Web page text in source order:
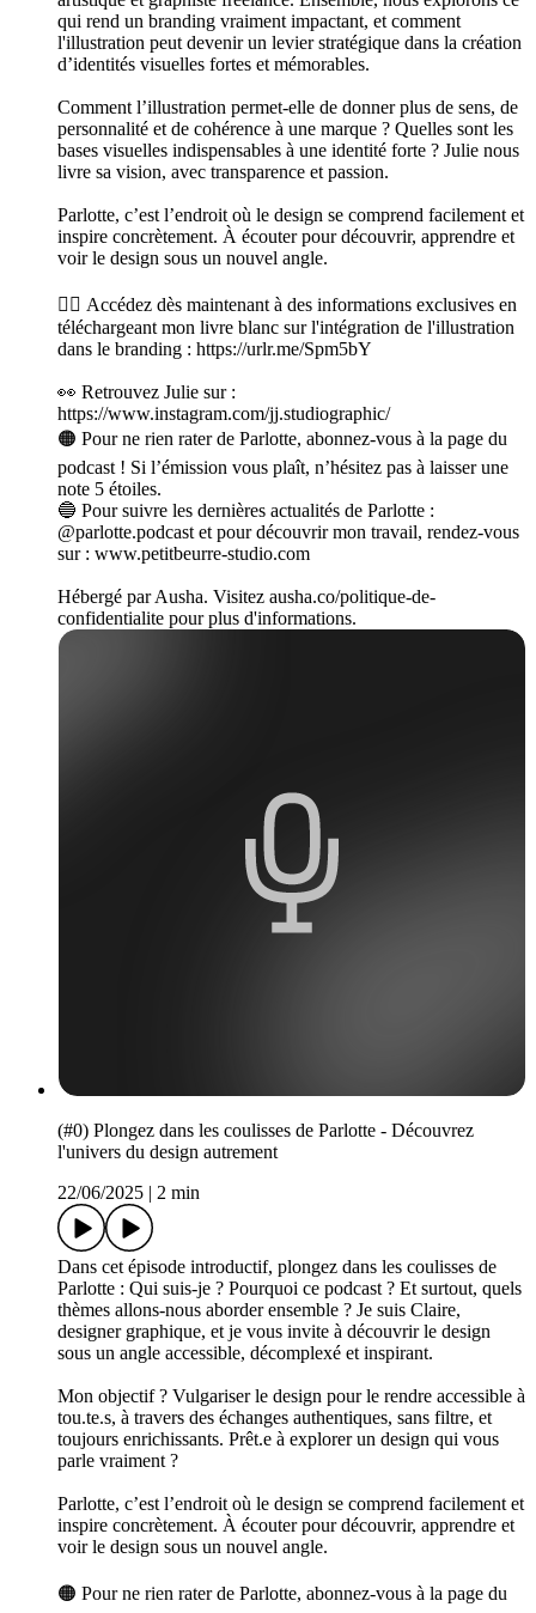
qui rend un branding vraiment impactant, et comment
l'illustration peut devenir un levier stratégique dans la création
d’identités visuelles fortes et mémorables.
Comment l’illustration permet-elle de donner plus de sens, de
personnalité et de cohérence à une marque ? Quelles sont les
bases visuelles indispensables à une identité forte ? Julie nous
livre sa vision, avec transparence et passion.
Parlotte, c’est l’endroit où le design se comprend facilement et
inspire concrètement. À écouter pour découvrir, apprendre et
voir le design sous un nouvel angle.
👉🏻 Accédez dès maintenant à des informations exclusives en
téléchargeant mon livre blanc sur l'intégration de l'illustration
dans le branding : https://urlr.me/Spm5bY
👀 Retrouvez Julie sur :
https://www.instagram.com/jj.studiographic/
🟠 Pour ne rien rater de Parlotte, abonnez-vous à la page du
podcast ! Si l’émission vous plaît, n’hésitez pas à laisser une
note 5 étoiles.
🔵 Pour suivre les dernières actualités de Parlotte :
@parlotte.podcast et pour découvrir mon travail, rendez-vous
sur : www.petitbeurre-studio.com
Hébergé par Ausha. Visitez ausha.co/politique-de-
confidentialite pour plus d'informations.
(#0) Plongez dans les coulisses de Parlotte - Découvrez
l'univers du design autrement
22/06/2025 | 2 min
Dans cet épisode introductif, plongez dans les coulisses de
Parlotte : Qui suis-je ? Pourquoi ce podcast ? Et surtout, quels
thèmes allons-nous aborder ensemble ? Je suis Claire,
designer graphique, et je vous invite à découvrir le design
sous un angle accessible, décomplexé et inspirant.
Mon objectif ? Vulgariser le design pour le rendre accessible à
tou.te.s, à travers des échanges authentiques, sans filtre, et
toujours enrichissants. Prêt.e à explorer un design qui vous
parle vraiment ?
Parlotte, c’est l’endroit où le design se comprend facilement et
inspire concrètement. À écouter pour découvrir, apprendre et
voir le design sous un nouvel angle.
🟠 Pour ne rien rater de Parlotte, abonnez-vous à la page du